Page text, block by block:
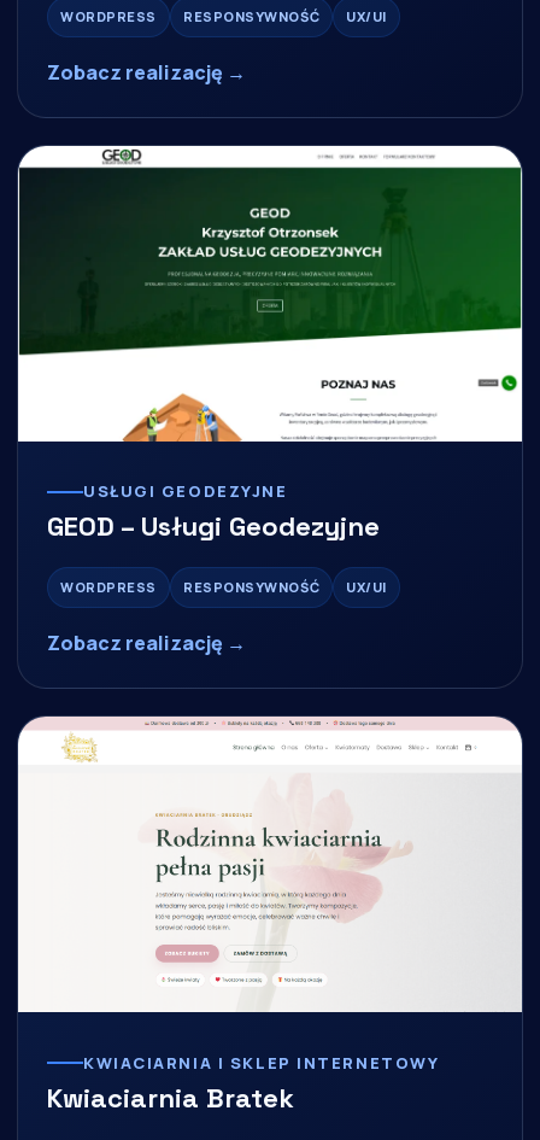
WORDPRESS RESPONSYWNOŚĆ UX/UI
Zobacz realizację →
USŁUGI GEODEZYJNE
GEOD – Usługi Geodezyjne
WORDPRESS RESPONSYWNOŚĆ UX/UI
Zobacz realizację →
KWIACIARNIA I SKLEP INTERNETOWY
Kwiaciarnia Bratek